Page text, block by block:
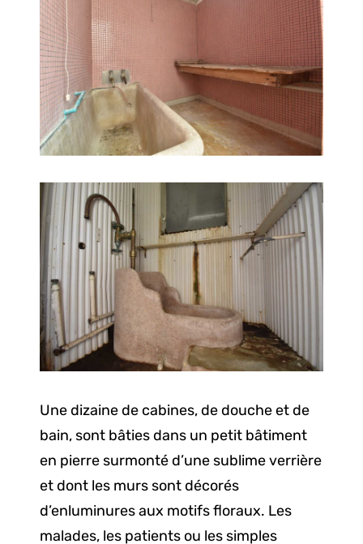
Une dizaine de cabines, de douche et de
bain, sont bâties dans un petit bâtiment
en pierre surmonté d’une sublime verrière
et dont les murs sont décorés
d’enluminures aux motifs floraux. Les
malades, les patients ou les simples